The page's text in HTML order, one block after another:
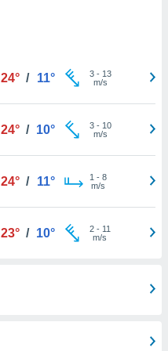
24° / 11° 3- 13
m/s
24° / 10° 3- 10
m/s
24° / 11° 1 - 8
m/s
23° / 10° 2- 11
m/s